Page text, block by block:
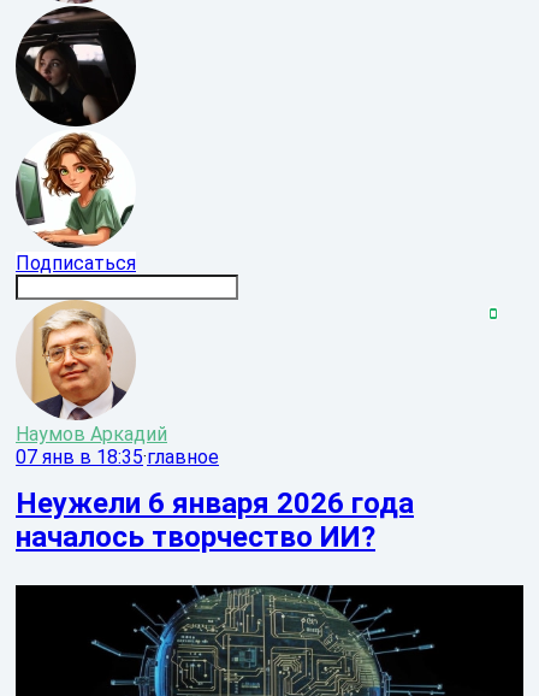
Подписаться
Наумов Аркадий
07 янв в 18:35·главное
Неужели 6 января 2026 года
началось творчество ИИ?